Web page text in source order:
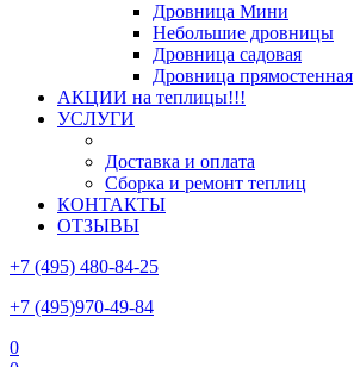
Дровница Мини
Небольшие дровницы
Дровница садовая
Дровница прямостенная
АКЦИИ на теплицы!!!
УСЛУГИ
Доставка и оплата
Сборка и ремонт теплиц
КОНТАКТЫ
ОТЗЫВЫ
+7 (495) 480-84-25
+7 (495)970-49-84
0